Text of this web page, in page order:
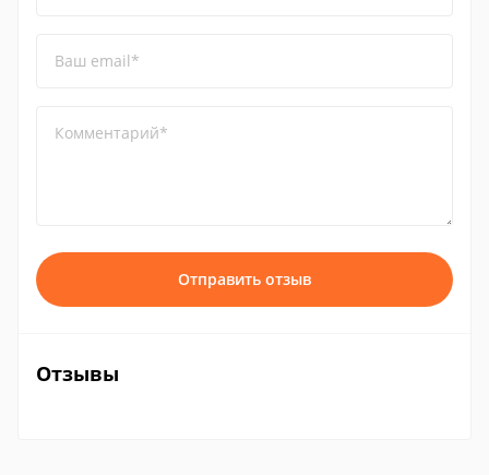
Ваш email*
Комментарий*
Отправить отзыв
Отзывы